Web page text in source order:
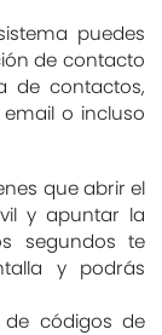
puedes
de contacto
de contactos,
o incluso
que abrir el
y apuntar la
segundos te
y podrás
códigos de